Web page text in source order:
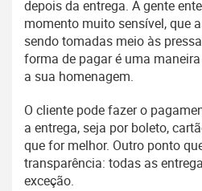
depois da entrega. A gente
momento muito sensível, que
sendo tomadas meio às
forma de pagar é uma
a sua homenagem.
O cliente pode fazer o
a entrega, seja por boleto,
que for melhor. Outro ponto
transparência: todas as
exceção.